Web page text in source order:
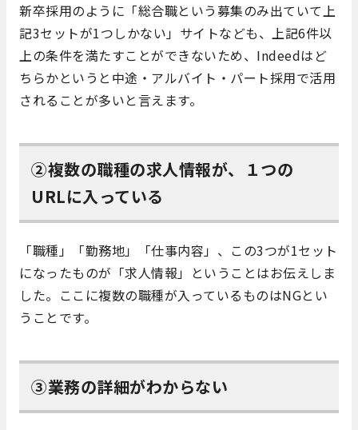
新卒採用のように「総合職という募集のみ出ていて上
記3セットが1つしかない」サイトなども、上記6件以
上の条件を満たすことができないため、Indeedはど
ちらかというと中途・アルバイト・パート採用で活用
されることが多いと言えます。
②複数の職種の求人情報が、１つの
URLに入っている
「職種」「勤務地」「仕事内容」、この3つが1セット
になったものが「求人情報」ということはお伝えしま
した。ここに複数の職種が入っているものはNGとい
うことです。
③業務の詳細がわからない